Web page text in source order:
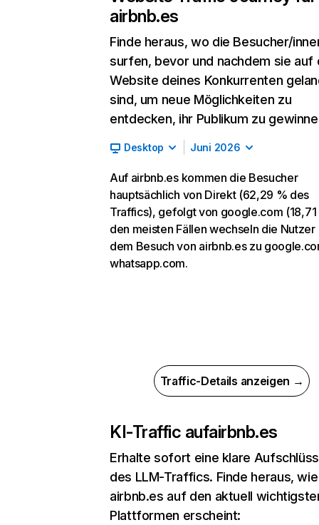
airbnb.es
Finde heraus, wo die Besucher/
surfen, bevor und nachdem sie auf
Website deines Konkurrenten
sind, um neue Möglichkeiten zu
entdecken, ihr Publikum zu
Desktop Juni 2026
Auf airbnb.es kommen die Besucher
hauptsächlich von Direkt (62,29 % des
Traffics), gefolgt von google.com (18,71
den meisten Fällen wechseln die Nutzer
dem Besuch von airbnb.es zu
whatsapp.com.
Traffic-Details anzeigen →
KI-Traffic aufairbnb.es
Erhalte sofort eine klare
des LLM-Traffics. Finde heraus, wie
airbnb.es auf den aktuell
Plattformen erscheint: